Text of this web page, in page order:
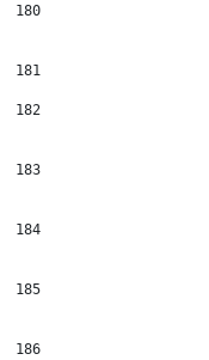
180
181
182
183
184
185
186